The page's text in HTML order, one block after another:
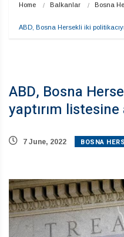
Home Balkanlar Bosna
ABD, Bosna Hersekli iki
ABD, Bosna
yaptırım listesine
7 June, 2022 BOSNA